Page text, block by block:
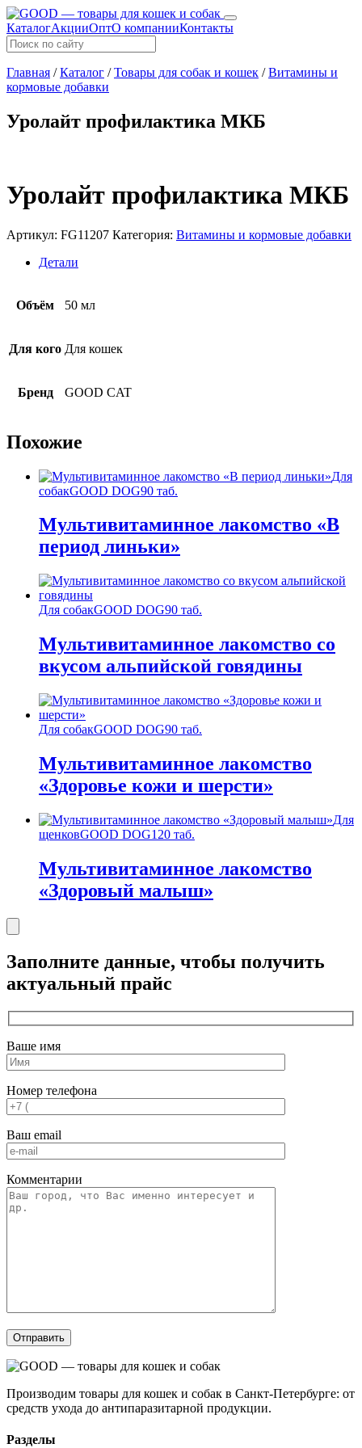
КаталогАкцииОптО компанииКонтакты
Главная /Каталог /Товары для собак и кошек /Витамины и
кормовые добавки
Уролайт профилактика МКБ
Уролайт профилактика МКБ
Артикул: FG11207 Категория: Витамины и кормовые добавки
Детали
Объём 50 мл
Для кого Для кошек
Бренд GOOD CAT
Похожие
Для
собакGOOD DOG90 таб.
Мультивитаминное лакомство «В
период линьки»
Для собакGOOD DOG90 таб.
Мультивитаминное лакомство со
вкусом альпийской говядины
Для собакGOOD DOG90 таб.
Мультивитаминное лакомство
«Здоровье кожи и шерсти»
Для
щенковGOOD DOG120 таб.
Мультивитаминное лакомство
«Здоровый малыш»
Заполните данные, чтобы получить
актуальный прайс
Ваше имя
Номер телефона
Ваш email
Комментарии
Производим товары для кошек и собак в Санкт-Петербурге: от
средств ухода до антипаразитарной продукции.
Разделы